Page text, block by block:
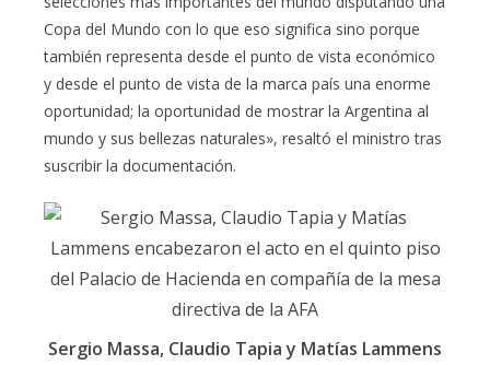
Copa del Mundo con lo que eso significa sino porque
también representa desde el punto de vista económico
y desde el punto de vista de la marca país una enorme
oportunidad; la oportunidad de mostrar la Argentina al
mundo y sus bellezas naturales», resaltó el ministro tras
suscribir la documentación.
Sergio Massa, Claudio Tapia y Matías Lammens